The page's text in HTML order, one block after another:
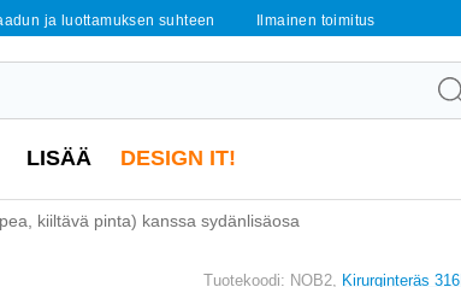
ja luottamuksen suhteen Ilmainen toimitus
LISÄÄ DESIGN IT!
kiiltävä pinta) kanssa sydänlisäosa
Tuotekoodi: NOB2, Kirurginteräs 316L